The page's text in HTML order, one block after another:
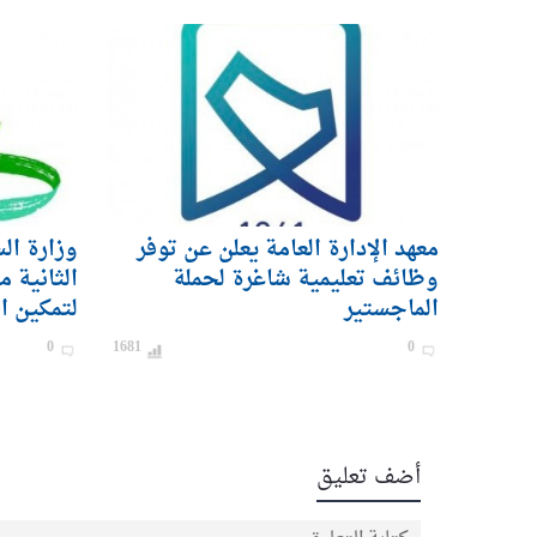
معهد الإدارة العامة يعلن عن توفر
وظائف تعليمية شاغرة لحملة
الماجستير
0
1681
وزارة
لتمكين
القطاع
0
أضف تعليق